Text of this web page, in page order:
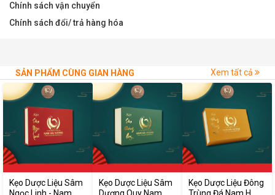
Chính sách vận chuyển
Chính sách đổi/ trả hàng hóa
SẢN PHẨM CÙNG GIAN HÀNG Xem tất cả
Kẹo Dược Liệu Sâm
Kẹo Dược Liệu Sâm
Kẹo Dược Liệu Đông